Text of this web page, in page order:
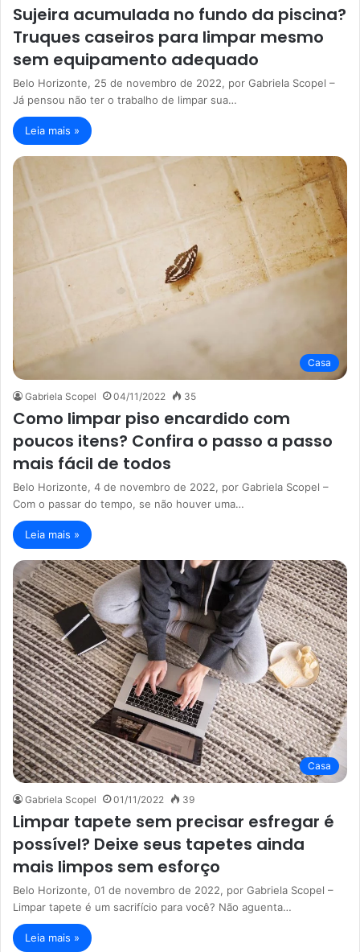
Sujeira acumulada no fundo da piscina?
Truques caseiros para limpar mesmo
sem equipamento adequado
Belo Horizonte, 25 de novembro de 2022, por Gabriela Scopel –
Já pensou não ter o trabalho de limpar sua…
Leia mais »
Casa
Gabriela Scopel 04/11/2022 35
Como limpar piso encardido com
poucos itens? Confira o passo a passo
mais fácil de todos
Belo Horizonte, 4 de novembro de 2022, por Gabriela Scopel –
Com o passar do tempo, se não houver uma…
Leia mais »
Casa
Gabriela Scopel 01/11/2022 39
Limpar tapete sem precisar esfregar é
possível? Deixe seus tapetes ainda
mais limpos sem esforço
Belo Horizonte, 01 de novembro de 2022, por Gabriela Scopel –
Limpar tapete é um sacrifício para você? Não aguenta…
Leia mais »